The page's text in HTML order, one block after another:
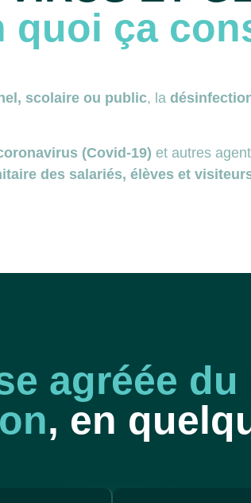
quoi ça
scolaire ou public, la
(Covid-19) et autres
des salariés, élèves et
agréée
, en